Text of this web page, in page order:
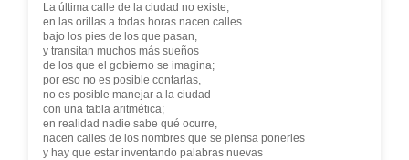
La última calle de la ciudad no existe,
en las orillas a todas horas nacen calles
bajo los pies de los que pasan,
y transitan muchos más sueños
de los que el gobierno se imagina;
por eso no es posible contarlas,
no es posible manejar a la ciudad
con una tabla aritmética;
en realidad nadie sabe qué ocurre,
nacen calles de los nombres que se piensa ponerles
y hay que estar inventando palabras nuevas